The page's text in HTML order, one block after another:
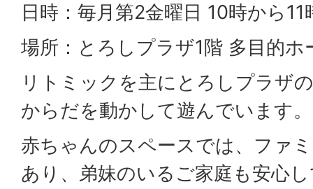
日時：毎月第2金曜日 10時から11
場所：とろしプラザ1階 多目的ホ
リトミックを主にとろしプラザ
からだを動かして遊んでいます。
赤ちゃんのスペースでは、ファ
あり、弟妹のいるご家庭も安心